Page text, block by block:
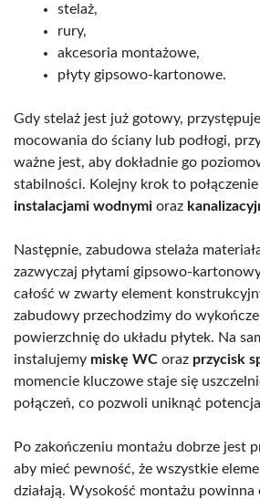
stelaż,
rury,
akcesoria montażowe,
płyty gipsowo-kartonowe.
Gdy stelaż jest już gotowy,
mocowania do ściany lub podłogi,
ważne jest, aby dokładnie go
stabilności. Kolejny krok to
instalacjami wodnymi oraz
Następnie, zabudowa stelaża
zazwyczaj płytami gipsowo-
całość w zwarty element
zabudowy przechodzimy do
powierzchnię do układu płytek. Na
instalujemy miskę WC oraz przycisk
momencie kluczowe staje się
połączeń, co pozwoli uniknąć
Po zakończeniu montażu dobrze jest
aby mieć pewność, że wszystkie
działają. Wysokość montażu